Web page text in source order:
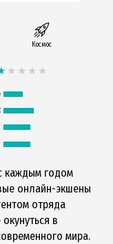
Космос
каждым годом
онлайн-экшены
отряда
в
мира.